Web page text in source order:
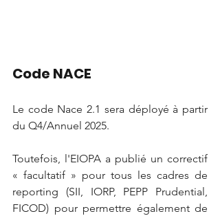
Code NACE
Le code Nace 2.1 sera déployé à partir
du Q4/Annuel 2025.
Toutefois, l'EIOPA a publié un correctif
« facultatif » pour tous les cadres de
reporting (SII, IORP, PEPP Prudential,
FICOD) pour permettre également de